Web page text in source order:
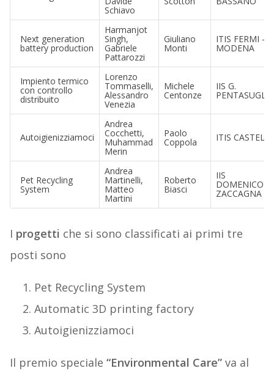
Schiavo
Next generation
battery production
Harmanjot
Singh,
Gabriele
Pattarozzi
Giuliano
Monti
ITIS FERMI –
MODENA
Impiento termico
con controllo
distribuito
Lorenzo
Tommaselli,
Alessandro
Venezia
Michele
Centonze
IIS G.
PENTASUGLIA
Autoigienizziamoci
Andrea
Cocchetti,
Muhammad
Merin
Paolo
Coppola ITIS CASTELLI
Pet Recycling
System
Andrea
Martinelli,
Matteo
Martini
Roberto
Biasci
IIS
DOMENICO
ZACCAGNA
I progetti che si sono classificati ai primi tre
posti sono
Pet Recycling System
Automatic 3D printing factory
Autoigienizziamoci
Il premio speciale “Environmental Care”va al